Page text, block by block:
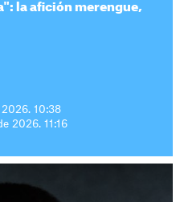
la afición merengue,
2026. 10:38
2026. 11:16